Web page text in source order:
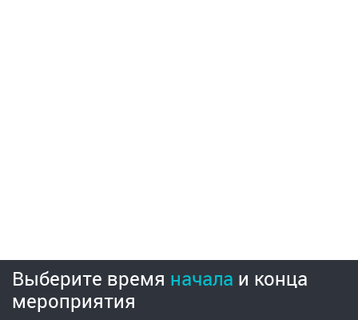
Выберите время начала и конца
мероприятия